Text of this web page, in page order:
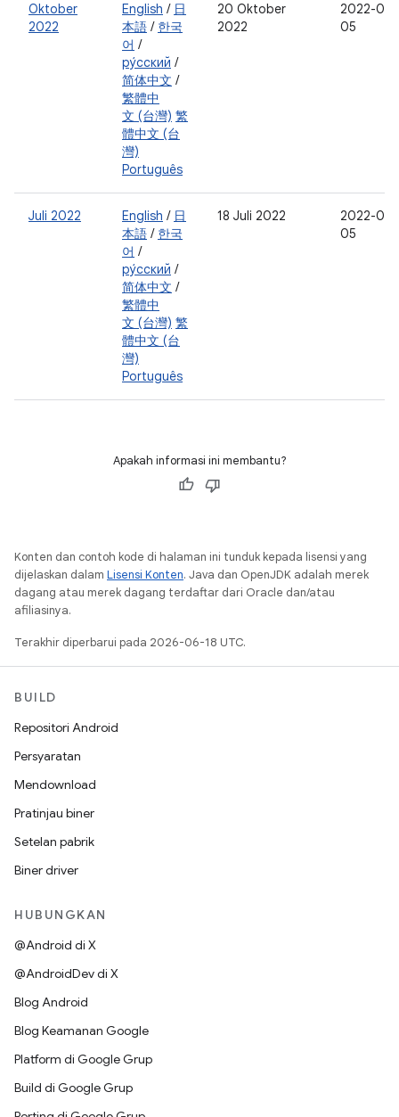
Oktober
2022
English / 日
本語 / 한국
어 /
ру́сский /
简体中文 /
繁體中
文 (台灣) 繁
體中文 (台
灣)
Português
20 Oktober
2022
2022-07-
05
Juli 2022 English / 日
本語 / 한국
어 /
ру́сский /
简体中文 /
繁體中
文 (台灣) 繁
體中文 (台
灣)
Português
18 Juli 2022
2022-02-
05
Apakah informasi ini membantu?
Konten dan contoh kode di halaman ini tunduk kepada lisensi yang
dijelaskan dalam Lisensi Konten. Java dan OpenJDK adalah merek
dagang atau merek dagang terdaftar dari Oracle dan/atau
afiliasinya.
Terakhir diperbarui pada 2026-06-18 UTC.
BUILD
Repositori Android
Persyaratan
Mendownload
Pratinjau biner
Setelan pabrik
Biner driver
HUBUNGKAN
@Android di X
@AndroidDev di X
Blog Android
Blog Keamanan Google
Platform di Google Grup
Build di Google Grup